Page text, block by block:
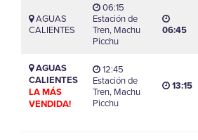
AGUAS
CALIENTES
06:15
Estación de
Tren, Machu
Picchu
06:45
AGUAS
CALIENTES
LA MÁS
VENDIDA!
12:45
Estación de
Tren, Machu
Picchu
13:15